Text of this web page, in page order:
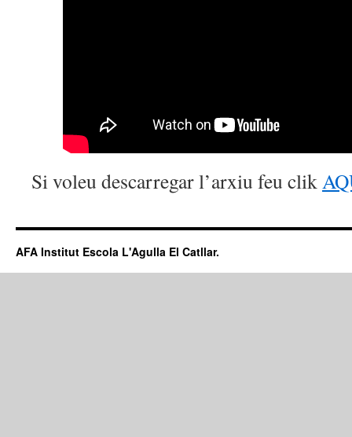
Si voleu descarregar l’arxiu feu clik
AFA Institut Escola L'Agulla El Catllar.